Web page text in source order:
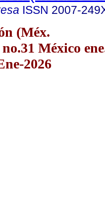
ISSN 2007-
(Méx.
México
2026